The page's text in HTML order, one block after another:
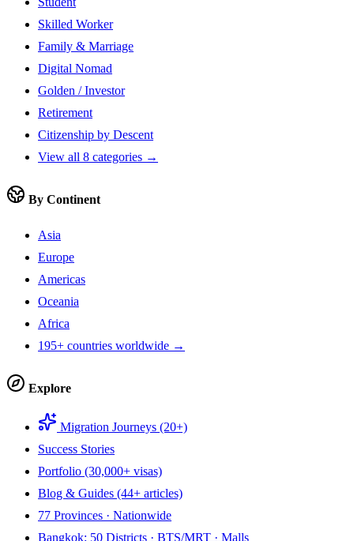
Skilled Worker
Family & Marriage
Digital Nomad
Golden / Investor
Retirement
Citizenship by Descent
View all 8 categories →
By Continent
Asia
Europe
Americas
Oceania
Africa
195+ countries worldwide →
Explore
Migration Journeys (20+)
Success Stories
Portfolio (30,000+ visas)
Blog & Guides (44+ articles)
77 Provinces · Nationwide
Bangkok: 50 Districts · BTS/MRT · Malls